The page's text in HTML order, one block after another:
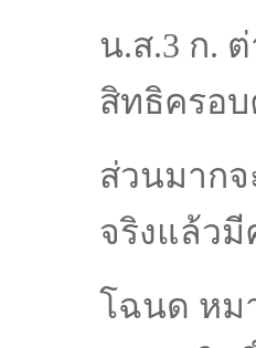
น.ส.3 ก.
สิทธิครอบ
ส่วนมาก
จริงแล้ว
โฉนด หม